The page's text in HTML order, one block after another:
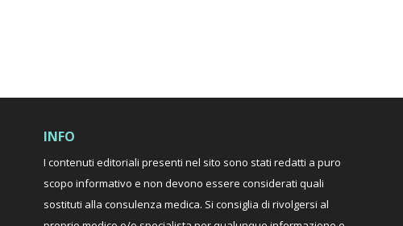
INFO
I contenuti editoriali presenti nel sito sono stati redatti a puro
scopo informativo e non devono essere considerati quali
sostituti alla consulenza medica. Si consiglia di rivolgersi al